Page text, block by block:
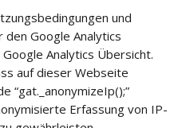
und
Google Analytics
Analytics Übersicht.
auf dieser Webseite
“gat._anonymizeIp();”
Erfassung von IP-